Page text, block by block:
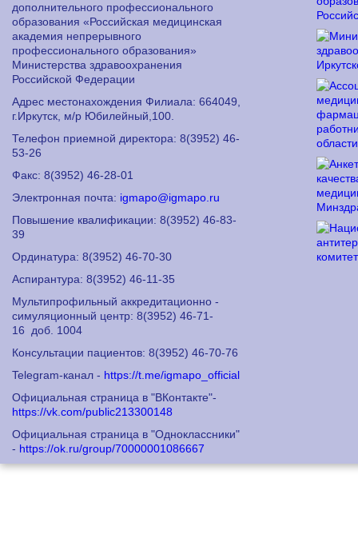
дополнительного профессионального
образования «Российская медицинская
академия непрерывного
профессионального образования»
Министерства здравоохранения
Российской Федерации
Адрес местонахождения Филиала: 664049,
г.Иркутск, м/р Юбилейный,100.
Телефон приемной директора: 8(3952) 46-
53-26
Факс: 8(3952) 46-28-01
Электронная почта: igmapo@igmapo.ru
Повышение квалификации: 8(3952) 46-83-
39
Ординатура: 8(3952) 46-70-30
Аспирантура: 8(3952) 46-11-35
Мультипрофильный аккредитационно -
симуляционный центр: 8(3952) 46-71-
16
доб. 1004
Консультации пациентов: 8(3952) 46-70-76
Telegram-канал - https://t.me/igmapo_official
Официальная страница в "ВКонтакте"-
https://vk.com/public213300148
Официальная страница в "Одноклассники"
- https://ok.ru/group/70000001086667